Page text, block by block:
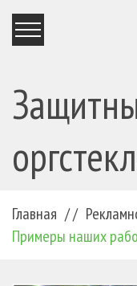
Главная / /
Примеры наших